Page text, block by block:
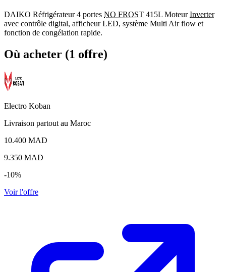
DAIKO Réfrigérateur 4 portes NO FROST 415L MoteurInverter
avec contrôle digital, afficheur LED, système Multi Air flow et
fonction de congélation rapide.
Où acheter (1 offre)
Electro Koban
Livraison partout au Maroc
10.400 MAD
9.350 MAD
-10%
Voir l'offre